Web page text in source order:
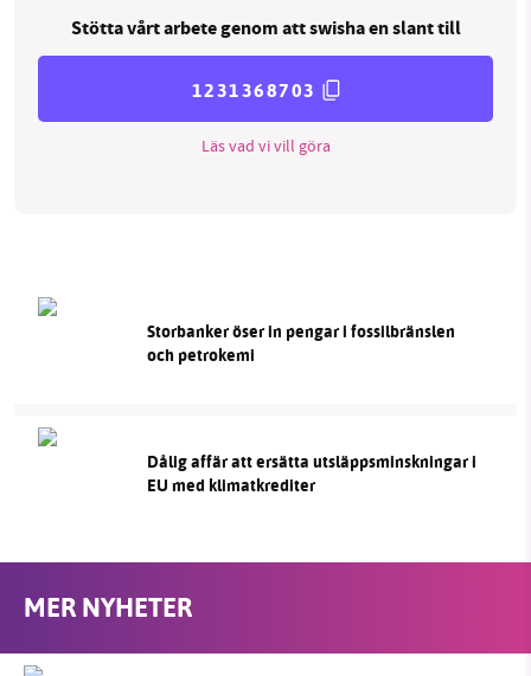
Stötta vårt arbete genom att swisha en slant till
1231368703
Läs vad vi vill göra
Storbanker öser in pengar i fossilbränslen
och petrokemi
Dålig affär att ersätta utsläppsminskningar i
EU med klimatkrediter
MER NYHETER